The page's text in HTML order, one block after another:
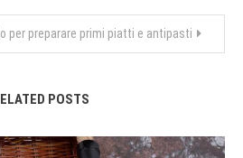
per preparare primi piatti e antipasti
POSTS